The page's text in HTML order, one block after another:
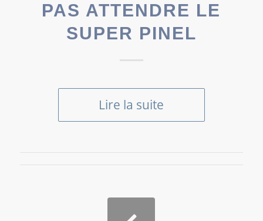
PAS ATTENDRE LE
SUPER PINEL
Lire la suite